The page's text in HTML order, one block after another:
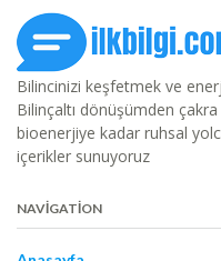
Bilincinizi keşfetmek ve
Bilinçaltı dönüşümden
bioenerjiye kadar ruhsal
içerikler sunuyoruz
NAVIGATION